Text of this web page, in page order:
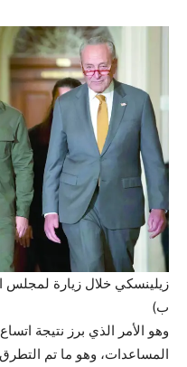
ب)
وهو الأمر الذي برز نتيجة
المساعدات، وهو ما تم